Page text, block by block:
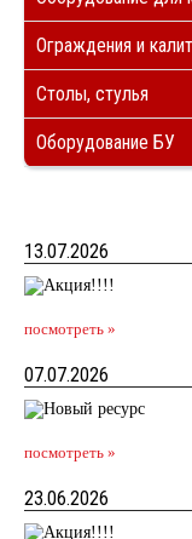
Ограждения и
Столы, стулья
Оборудование БУ
13.07.2026
посмотреть »
07.07.2026
посмотреть »
23.06.2026